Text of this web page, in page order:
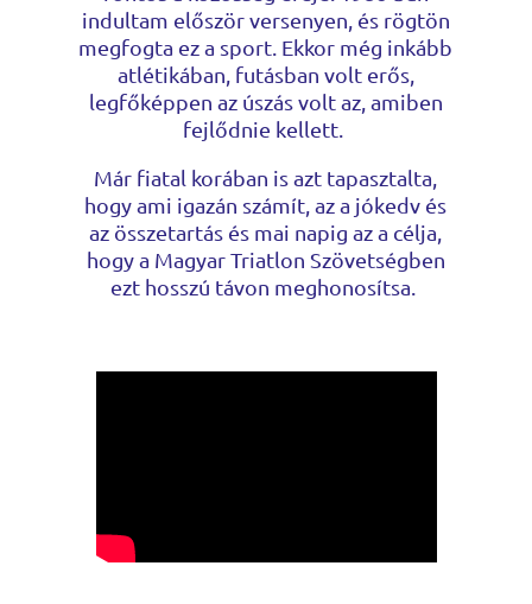
indultam először versenyen, és rögtön
megfogta ez a sport. Ekkor még inkább
atlétikában, futásban volt erős,
legfőképpen az úszás volt az, amiben
fejlődnie kellett.
Már fiatal korában is azt tapasztalta,
hogy ami igazán számít, az a jókedv és
az összetartás és mai napig az a célja,
hogy a Magyar Triatlon Szövetségben
ezt hosszú távon meghonosítsa.